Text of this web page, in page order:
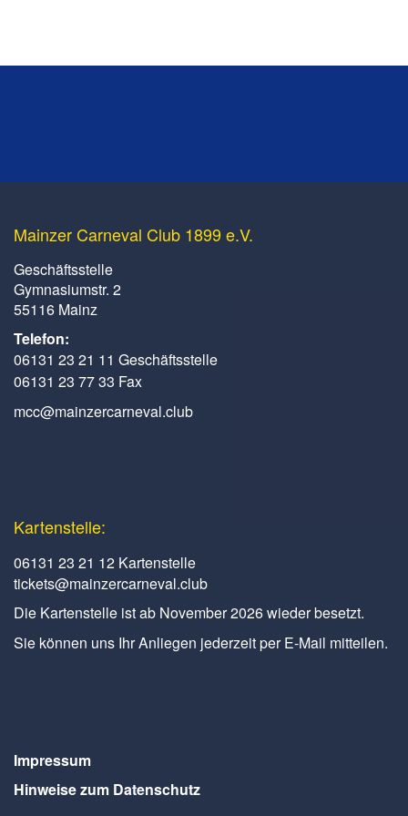
Mainzer Carneval Club 1899 e.V.
Geschäftsstelle
Gymnasiumstr. 2
55116 Mainz
Telefon:
06131 23 21 11 Geschäftsstelle
06131 23 77 33 Fax
mcc@mainzercarneval.club
Kartenstelle:
06131 23 21 12 Kartenstelle
tickets@mainzercarneval.club
Die Kartenstelle ist ab November 2026 wieder besetzt.
Sie können uns Ihr Anliegen jederzeit per E-Mail mitteilen.
Impressum
Hinweise zum Datenschutz